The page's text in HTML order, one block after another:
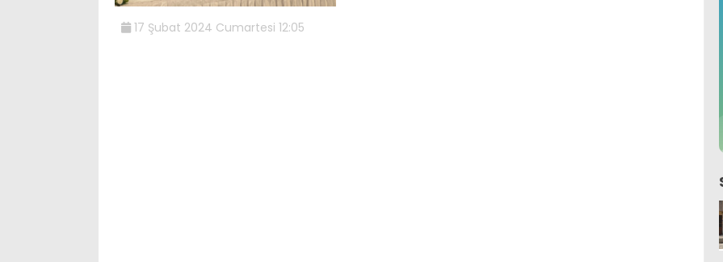
17 Şubat 2024 Cumartesi 12:05